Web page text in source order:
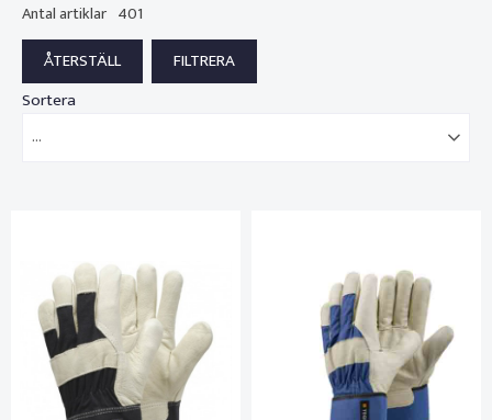
Antal artiklar 401
Sortera
...